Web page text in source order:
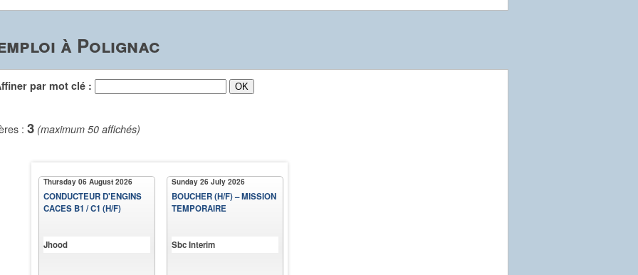
à Polignac
par mot clé :
: 3 (maximum 50 affichés)
Thursday 06 August 2026
CONDUCTEUR D'ENGINS
CACES B1 / C1 (H/F)
Jhood
Sunday 26 July 2026
BOUCHER (H/F) – MISSION
TEMPORAIRE
Sbc Interim